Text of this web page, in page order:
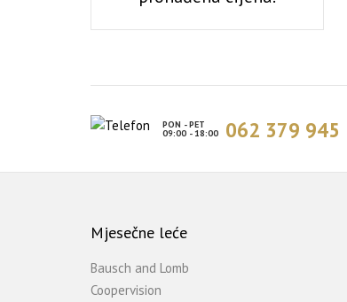
PON - PET
09:00 - 18:00 062 379 945
Mjesečne leće
Bausch and Lomb
Coopervision